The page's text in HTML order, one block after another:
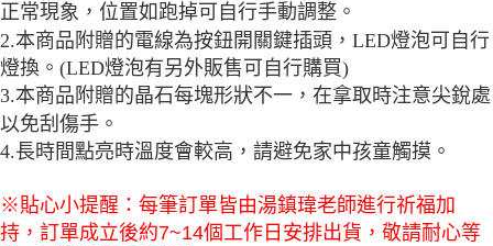
正常現象，位置如跑掉可自行手動調整。
2.本商品附贈的電線為按鈕開關鍵插頭，LED燈泡可自行
燈換。(LED燈泡有另外販售可自行購買)
3.本商品附贈的晶石每塊形狀不一，在拿取時注意尖銳處
以免刮傷手。
4.長時間點亮時溫度會較高，請避免家中孩童觸摸。
※貼心小提醒：每筆訂單皆由湯鎮瑋老師進行祈福加
持，訂單成立後約7~14個工作日安排出貨，敬請耐心等